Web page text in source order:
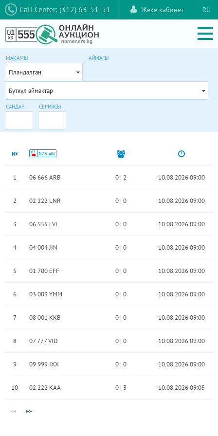
Call Center: (312) 63-51-51 RU
Жеке кабинет
МАКАМЫ
Пландалган
АЙМАГЫ
Бүткүл аймактар
САНДАР СЕРИЯСЫ
№ 01 123 ABC
1 06 666 ARB 0| 2 10.08.2026 09:00
2 02 222 LNR 0| 0 10.08.2026 09:00
3 06 555 LVL 0| 0 10.08.2026 09:00
4 04 004 JIN 0| 0 10.08.2026 09:00
5 01 700 EFF 0| 0 10.08.2026 09:00
6 03 003 YMM 0| 0 10.08.2026 09:00
7 08 001 KKB 0| 0 10.08.2026 09:00
8 07 777 VID 0| 0 10.08.2026 09:00
9 09 999 IXX 0| 0 10.08.2026 09:00
10 02 222 KAA 0| 3 10.08.2026 09:05